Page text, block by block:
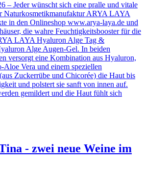
– Jeder wünscht sich eine pralle und vitale
Naturkosmetikmanufaktur ARYA LAYA
in den Onlineshop www.arya-laya.de und
die wahre Feuchtigkeitsbooster für die
LAYA Hyaluron Alge Tag &
Alge Augen-Gel. In beiden
versorgt eine Kombination aus Hyaluron,
Vera und einem speziellen
Zuckerrübe und Chicorée) die Haut bis
und polstert sie sanft von innen auf.
gemildert und die Haut fühlt sich
- zwei neue Weine im